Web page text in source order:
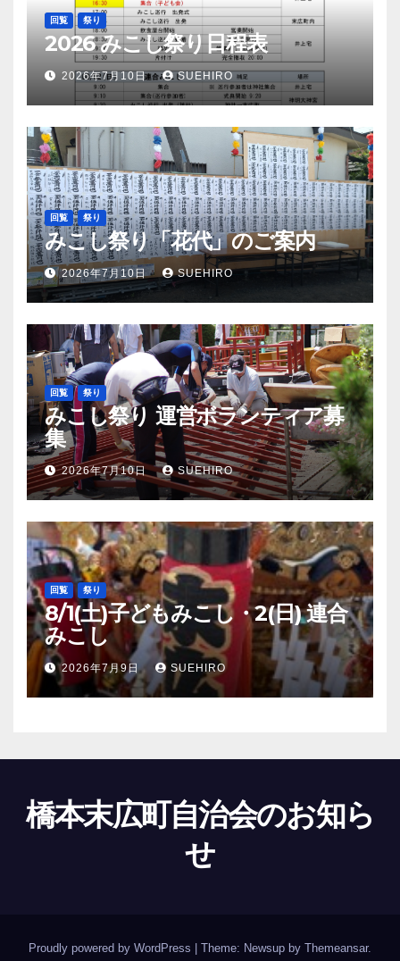
回覧 祭り
2026 みこし祭り日程表
2026年7月10日 SUEHIRO
回覧 祭り
みこし祭り「花代」のご案内
2026年7月10日 SUEHIRO
回覧 祭り
みこし祭り 運営ボランティア募
集
2026年7月10日 SUEHIRO
回覧 祭り
8/1(土)子どもみこし・2(日) 連合
みこし
2026年7月9日 SUEHIRO
橋本末広町自治会のお知ら
せ
Proudly powered by WordPress Theme: Newsup by Themeansar.